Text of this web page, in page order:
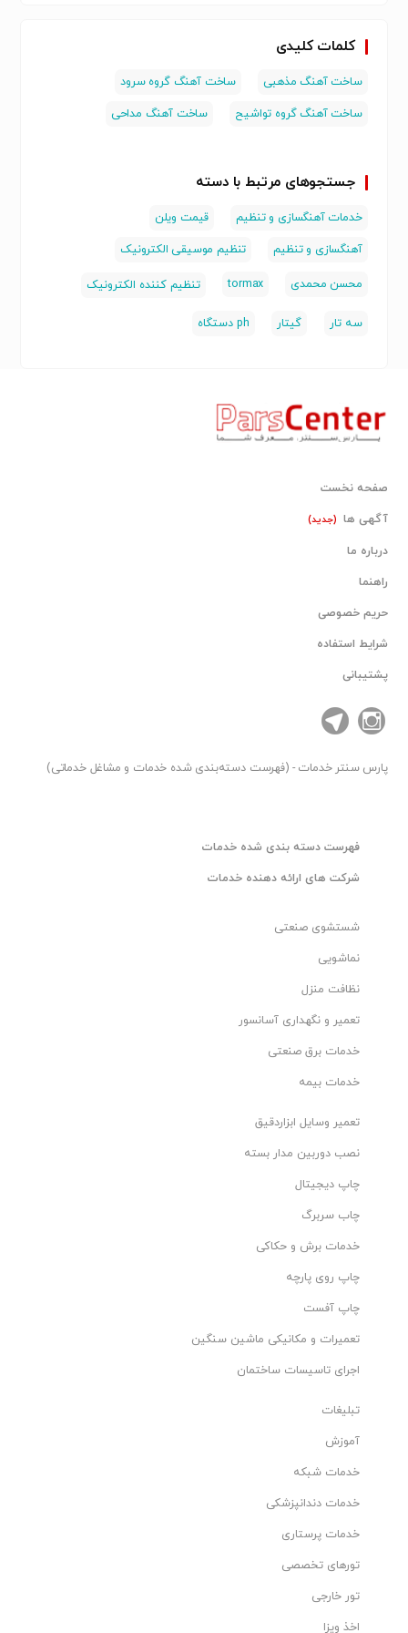
کلمات کلیدی
ساخت آهنگ مذهبی
ساخت آهنگ گروه سرود
ساخت آهنگ گروه تواشیح
ساخت آهنگ مداحی
جستجوهای مرتبط با دسته
خدمات آهنگسازی و تنظیم
قیمت ویلن
آهنگسازی و تنظیم
تنظیم موسیقی الکترونیک
محسن محمدی tormax تنظیم کننده الکترونیک
سه تار گیتار ph دستگاه
صفحه نخست
آگهی ها (جدید)
درباره ما
راهنما
حریم خصوصی
شرایط استفاده
پشتیبانی
پارس سنترخدمات - (فهرست دسته‌بندی شده خدمات و مشاغل خدماتی)
فهرست دسته بندی شده خدمات
شرکت های ارائه دهنده خدمات
شستشوی صنعتی
نماشویی
نظافت منزل
تعمیر و نگهداری آسانسور
خدمات برق صنعتی
خدمات بیمه
تعمیر وسایل ابزاردقیق
نصب دوربین مدار بسته
چاپ دیجیتال
چاب سربرگ
خدمات برش و حکاکی
چاپ روی پارچه
چاپ آفست
تعمیرات و مکانیکی ماشین سنگین
اجرای تاسیسات ساختمان
تبلیغات
آموزش
خدمات شبکه
خدمات دندانپزشکی
خدمات پرستاری
تورهای تخصصی
تور خارجی
اخذ ویزا